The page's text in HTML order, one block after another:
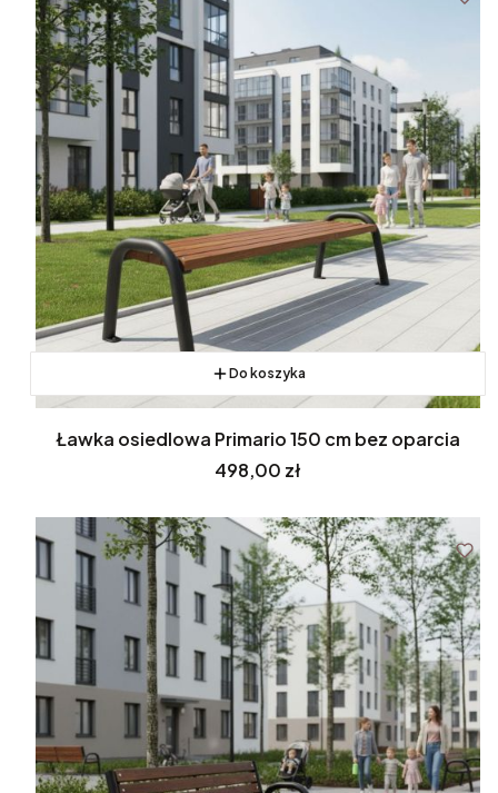
Do koszyka
Ławka osiedlowa Primario 150 cm bez oparcia
Cena
498,00 zł